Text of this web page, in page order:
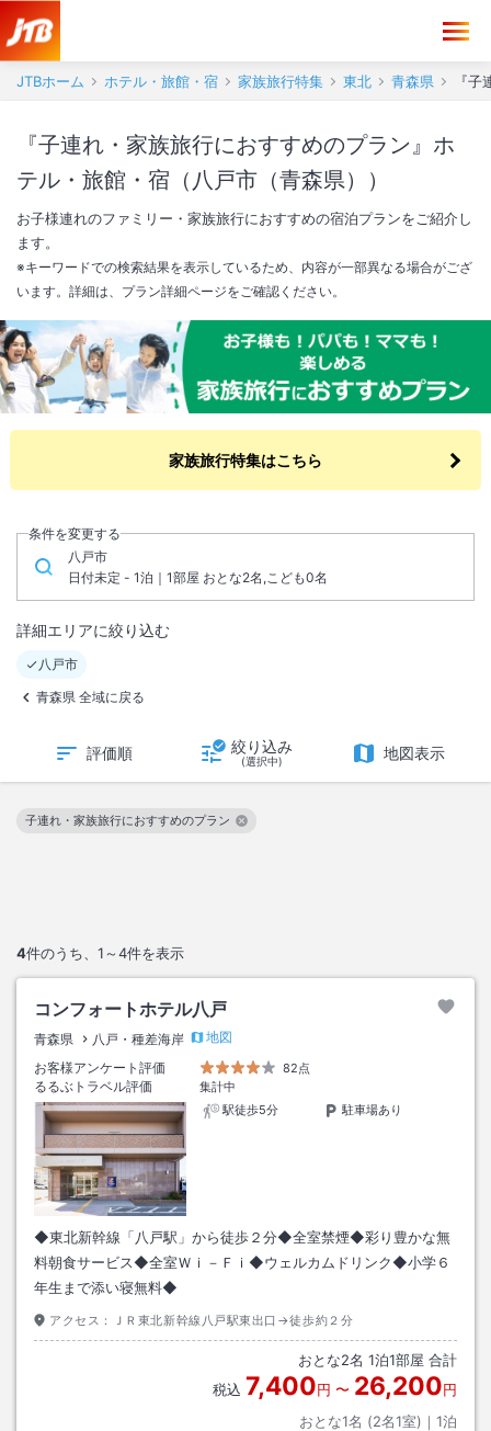
JTBホーム ホテル・旅館・宿 家族旅行特集 東北 青森県 『
『子連れ・家族旅行におすすめのプラン』ホ
テル・旅館・宿（八戸市（青森県））
お子様連れのファミリー・家族旅行におすすめの宿泊プランをご紹介し
ます。
※キーワードでの検索結果を表示しているため、内容が一部異なる場合がござ
います。詳細は、プラン詳細ページをご確認ください。
家族旅行特集はこちら
条件を変更する
八戸市
日付未定 - 1泊｜1部屋 おとな2名,こども0名
詳細エリアに絞り込む
八戸市
青森県 全域に戻る
評価順 絞り込み
(選択中) 地図表示
4件のうち、 1～4件を表示
子連れ・家族旅行におすすめのプラン
この絞り込み条件を解除
コンフォートホテル八戸
青森県 八戸・種差海岸
地図
お客様アンケート評価
82点
るるぶトラベル評価
集計中
駅徒歩5分
駐車場あり
◆東北新幹線「八戸駅」から徒歩２分◆全室禁煙◆彩り豊かな無
料朝食サービス◆全室Ｗｉ－Ｆｉ◆ウェルカムドリンク◆小学６
年生まで添い寝無料◆
アクセス： ＪＲ東北新幹線八戸駅東出口→徒歩約２分
おとな2名 1泊1部屋 合計
税込 7,400円 〜 26,200円
おとな1名 (2名1室)｜ 1泊